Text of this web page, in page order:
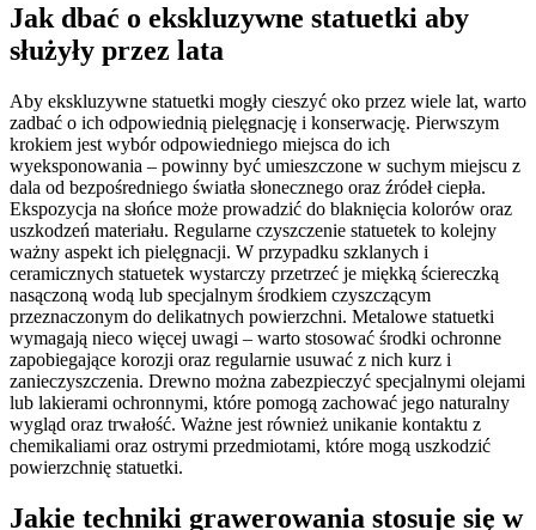
Jak dbać o ekskluzywne statuetki aby
służyły przez lata
Aby ekskluzywne statuetki mogły cieszyć oko przez wiele lat, warto
zadbać o ich odpowiednią pielęgnację i konserwację. Pierwszym
krokiem jest wybór odpowiedniego miejsca do ich
wyeksponowania – powinny być umieszczone w suchym miejscu z
dala od bezpośredniego światła słonecznego oraz źródeł ciepła.
Ekspozycja na słońce może prowadzić do blaknięcia kolorów oraz
uszkodzeń materiału. Regularne czyszczenie statuetek to kolejny
ważny aspekt ich pielęgnacji. W przypadku szklanych i
ceramicznych statuetek wystarczy przetrzeć je miękką ściereczką
nasączoną wodą lub specjalnym środkiem czyszczącym
przeznaczonym do delikatnych powierzchni. Metalowe statuetki
wymagają nieco więcej uwagi – warto stosować środki ochronne
zapobiegające korozji oraz regularnie usuwać z nich kurz i
zanieczyszczenia. Drewno można zabezpieczyć specjalnymi olejami
lub lakierami ochronnymi, które pomogą zachować jego naturalny
wygląd oraz trwałość. Ważne jest również unikanie kontaktu z
chemikaliami oraz ostrymi przedmiotami, które mogą uszkodzić
powierzchnię statuetki.
Jakie techniki grawerowania stosuje się w